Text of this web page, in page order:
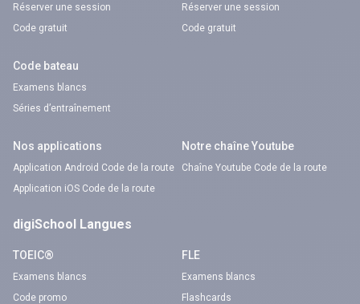
Réserver une session
Code gratuit
Réserver une session
Code gratuit
Code bateau
Examens blancs
Séries d’entraînement
Nos applications
Application Android Code de la route
Application iOS Code de la route
Notre chaîne Youtube
Chaîne Youtube Code de la route
digiSchool Langues
TOEIC®
Examens blancs
Code promo
FLE
Examens blancs
Flashcards